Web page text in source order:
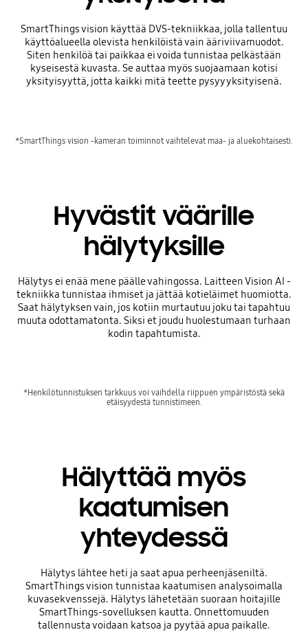
SmartThings vision käyttää DVS-tekniikkaa, jolla tallentuu
käyttöalueella olevista henkilöistä vain ääriviivamuodot.
Siten henkilöä tai paikkaa ei voida tunnistaa pelkästään
kyseisestä kuvasta. Se auttaa myös suojaamaan kotisi
yksityisyyttä, jotta kaikki mitä teette pysyy yksityisenä.
*SmartThings vision -kameran toiminnot vaihtelevat maa- ja aluekohtaisesti.
Hyvästit väärille
hälytyksille
Hälytys ei enää mene päälle vahingossa. Laitteen Vision AI -
tekniikka tunnistaa ihmiset ja jättää kotieläimet huomiotta.
Saat hälytyksen vain, jos kotiin murtautuu joku tai tapahtuu
muuta odottamatonta. Siksi et joudu huolestumaan turhaan
kodin tapahtumista.
*Henkilötunnistuksen tarkkuus voi vaihdella riippuen ympäristöstä sekä
etäisyydestä tunnistimeen.
Hälyttää myös
kaatumisen
yhteydessä
Hälytys lähtee heti ja saat apua perheenjäseniltä.
SmartThings vision tunnistaa kaatumisen analysoimalla
kuvasekvenssejä. Hälytys lähetetään suoraan hoitajille
SmartThings-sovelluksen kautta. Onnettomuuden
tallennusta voidaan katsoa ja pyytää apua paikalle.